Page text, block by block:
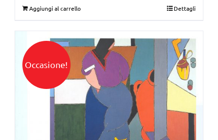
€42,00.€25,00.
Aggiungi al carrello Dettagli
Occasione!